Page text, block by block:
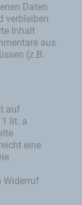
Daten
verbleiben
Inhalt
aus
(z.B.
auf
lit. a
eine
Widerruf